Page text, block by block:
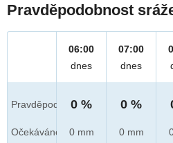
Pravděpodobnost
Pravděpod.
Očekáváno
06:00
dnes
0 %
0 mm
07:00
dnes
0 %
0 mm